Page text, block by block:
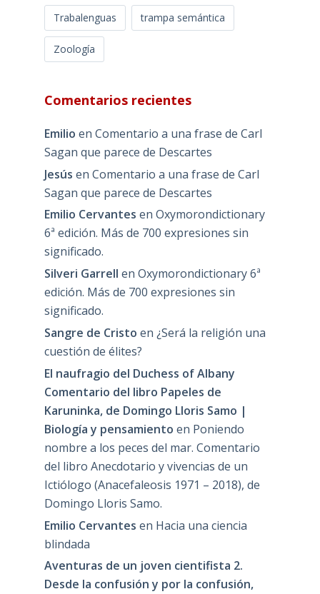
Trabalenguas trampa semántica
Zoología
Comentarios recientes
Emilio en Comentario a una frase de Carl
Sagan que parece de Descartes
Jesús en Comentario a una frase de Carl
Sagan que parece de Descartes
Emilio Cervantes en Oxymorondictionary
6ª edición. Más de 700 expresiones sin
significado.
Silveri Garrell en Oxymorondictionary 6ª
edición. Más de 700 expresiones sin
significado.
Sangre de Cristo en ¿Será la religión una
cuestión de élites?
El naufragio del Duchess of Albany
Comentario del libro Papeles de
Karuninka, de Domingo Lloris Samo |
Biología y pensamiento en Poniendo
nombre a los peces del mar. Comentario
del libro Anecdotario y vivencias de un
Ictiólogo (Anacefaleosis 1971 – 2018), de
Domingo Lloris Samo.
Emilio Cervantes en Hacia una ciencia
blindada
Aventuras de un joven cientifista 2.
Desde la confusión y por la confusión,